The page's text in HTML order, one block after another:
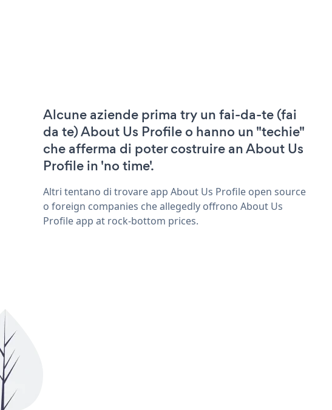
Alcune aziende prima try un fai-da-te (fai
da te) About Us Profile o hanno un "techie"
che afferma di poter costruire an About Us
Profile in 'no time'.
Altri tentano di trovare app About Us Profile open source
o foreign companies che allegedly offrono About Us
Profile app at rock-bottom prices.